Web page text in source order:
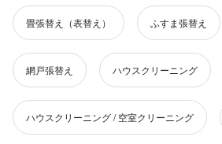
畳張替え（表替え） ふすま張替え
網戸張替え ハウスクリーニング
ハウスクリーニング / 空室クリーニング